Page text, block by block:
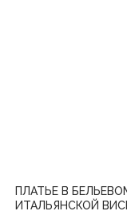
ПЛАТЬЕ В
ИТАЛЬЯНСКОЙ